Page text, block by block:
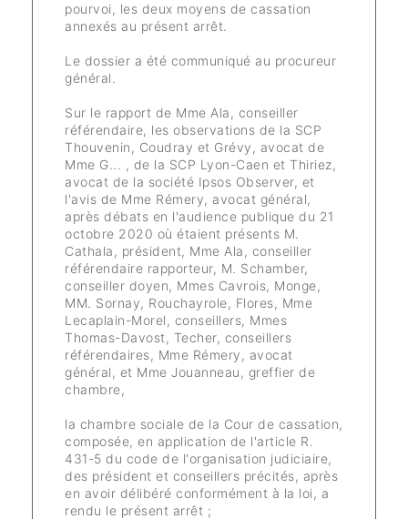
pourvoi, les deux moyens de cassation
annexés au présent arrêt.
Le dossier a été communiqué au procureur
général.
Sur le rapport de Mme Ala, conseiller
référendaire, les observations de la SCP
Thouvenin, Coudray et Grévy, avocat de
Mme G... , de la SCP Lyon-Caen et Thiriez,
avocat de la société Ipsos Observer, et
l'avis de Mme Rémery, avocat général,
après débats en l'audience publique du 21
octobre 2020 où étaient présents M.
Cathala, président, Mme Ala, conseiller
référendaire rapporteur, M. Schamber,
conseiller doyen, Mmes Cavrois, Monge,
MM. Sornay, Rouchayrole, Flores, Mme
Lecaplain-Morel, conseillers, Mmes
Thomas-Davost, Techer, conseillers
référendaires, Mme Rémery, avocat
général, et Mme Jouanneau, greffier de
chambre,
la chambre sociale de la Cour de cassation,
composée, en application de l'article R.
431-5 du code de l'organisation judiciaire,
des président et conseillers précités, après
en avoir délibéré conformément à la loi, a
rendu le présent arrêt ;